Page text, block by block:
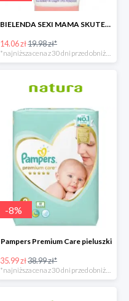
BIELENDA SEXI MAMA SKUTECZNA KURACJA PRZECIW ROZSTĘPOM
14.06 zł19.98 zł*
*najniższa cena z 30 dni przed obniżką
-8%
Pampers Premium Care pieluszki
35.99 zł38.99 zł*
*najniższa cena z 30 dni przed obniżką